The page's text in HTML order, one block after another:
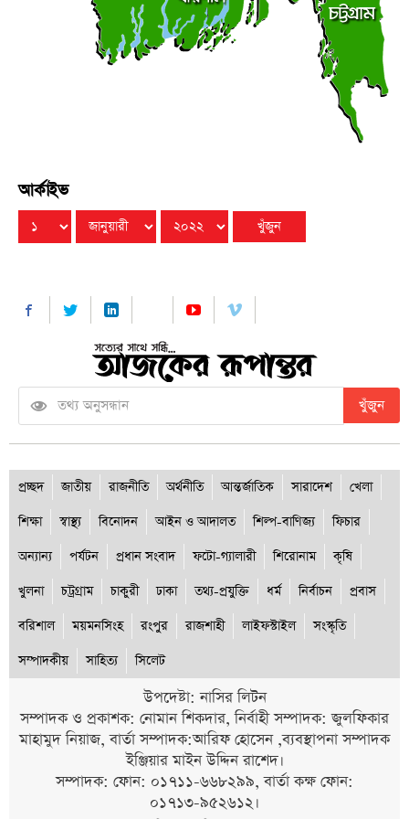
বৃহস্পতিবার ● ৬ আগস্ট ২০২৬
আর্কাইভ
খুঁজুন
প্রচ্ছদ জাতীয় রাজনীতি অর্থনীতি আন্তর্জাতিক সারাদেশ
খেলা
শিক্ষা
স্বাস্থ্য বিনোদন আইন ও আদালত শিল্প-বাণিজ্য
ফিচার
অন্যান্য
পর্যটন প্রধান সংবাদ ফটো-গ্যালারী শিরোনাম
কৃষি
খুলনা
চট্রগ্রাম চাকুরী ঢাকা তথ্য-প্রযুক্তি ধর্ম নির্বাচন
প্রবাস
বরিশাল
ময়মনসিংহ রংপুর রাজশাহী লাইফস্টাইল
সংস্কৃতি
সম্পাদকীয়
সাহিত্য সিলেট
উপদেষ্টা: নাসির লিটন
সম্পাদক ও প্রকাশক: নোমান শিকদার, নির্বাহী সম্পাদক: জুলফিকার
মাহামুদ নিয়াজ, বার্তা সম্পাদক:আরিফ হোসেন ,ব্যবস্থাপনা সম্পাদক
ইঞ্জিয়ার মাইন উদ্দিন রাশেদ।
সম্পাদক: ফোন: ০১৭১১-৬৬৮২৯৯, বার্তা কক্ষ ফোন:
০১৭১৩-৯৫২৬১২।